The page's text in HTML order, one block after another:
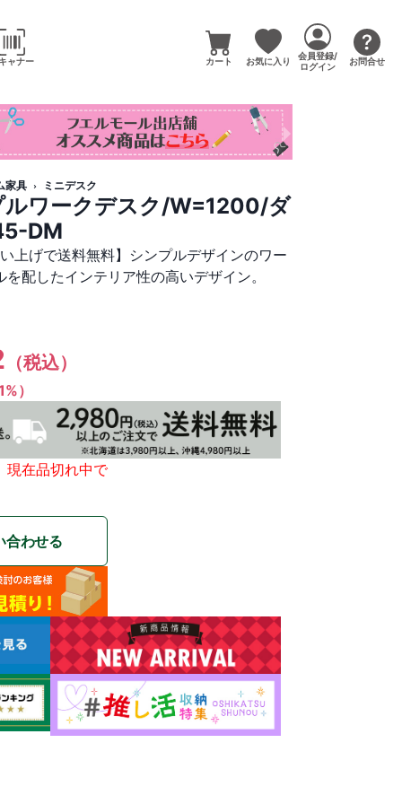
ャナー カート お気に入り
会員登録/
ログイン
お問合せ
家具 ミニデスク
ルワークデスク/W=1200/ダ
DM
上げで送料無料】シンプルデザインのワー
配したインテリア性の高いデザイン。
（税込）
）
現在品切れ中で
合わせる